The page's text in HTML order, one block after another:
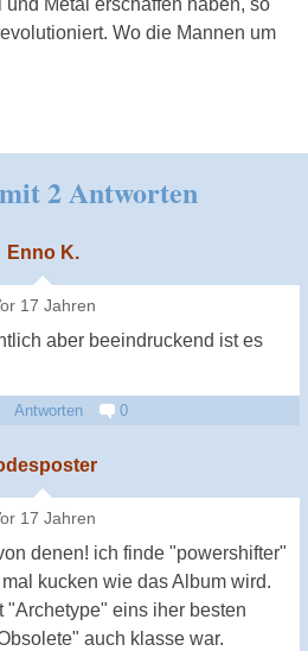
und Metal erschaffen haben, so
Wo die Mannen um
2 Antworten
Enno K.
17 Jahren
aber beeindruckend ist es
Antworten 0
17 Jahren
denen! ich finde "powershifter"
kucken wie das Album wird.
"Archetype" eins iher besten
auch klasse war.